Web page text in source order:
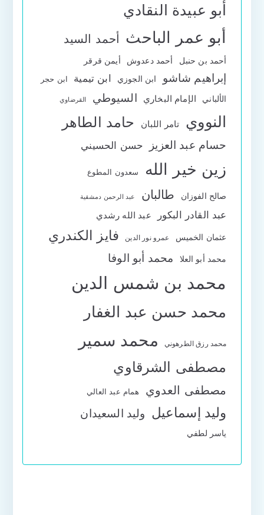
أبو عبيدة النقادي
أبو عمر الباحث أحمد السيد
أحمد بن حنبل أحمد دعدوش أيمن قرقر
إبراهيم شاشو ابن الجوزي ابن تيمية ابن حجر
الألباني الإمام البخاري السيوطي القرضاوي
النووي تامر اللبان حامد الطاهر
حسام عبد العزيز حسن الحسيني
زين خير الله سعدون المطوع
صالح الفوزان طالبان عبد الرحمن دمشقية
عبد القادر البكور عبد الله رشدي
عثمان الخميس عمرو نور الدين فايز الكندري
محمد أبو العلا محمد أبو الوفا
محمد بن شمس الدين
محمد حسن عبد الغفار
محمد رزق الطرهوني محمد سمير
مصطفى الشرقاوي
مصطفى العدوي همام عبد العالي
وليد إسماعيل وليد السعيدان
ياسر لطفي